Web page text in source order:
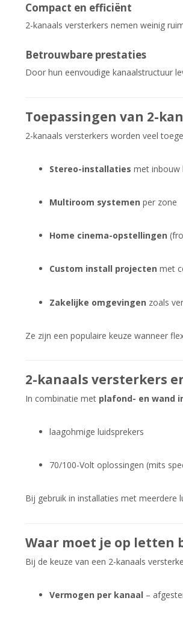
Compact en efficiënt
2-kanaals versterkers nemen weinig
Betrouwbare prestaties
Door hun eenvoudige kanaalstructuur
Toepassingen van 2-
2-kanaals versterkers worden veel
Stereo-installaties met inbouw
Multiroom systemen per zone
Home cinema-opstellingen
Custom install projecten met
Zakelijke omgevingen zoals
Ze zijn een populaire keuze wanneer
2-kanaals versterkers
In combinatie met plafond- en wand
laagohmige luidsprekers
70/100-Volt oplossingen (mits
Bij gebruik in installaties met meerdere
Waar moet je op letten
Bij de keuze van een 2-kanaals
Vermogen per kanaal –